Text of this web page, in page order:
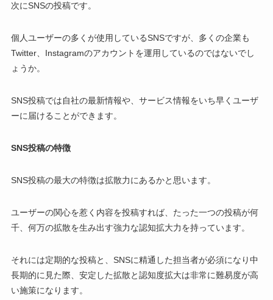
次にSNSの投稿です。
個人ユーザーの多くが使用しているSNSですが、多くの企業も
Twitter、Instagramのアカウントを運用しているのではないでし
ょうか。
SNS投稿では自社の最新情報や、サービス情報をいち早くユーザ
ーに届けることができます。
SNS投稿の特徴
SNS投稿の最大の特徴は拡散力にあるかと思います。
ユーザーの関心を惹く内容を投稿すれば、たった一つの投稿が何
千、何万の拡散を生み出す強力な認知拡大力を持っています。
それには定期的な投稿と、SNSに精通した担当者が必須になり中
長期的に見た際、安定した拡散と認知度拡大は非常に難易度が高
い施策になります。